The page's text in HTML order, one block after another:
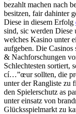
bezahlt machen nach
besitzen, fair dahinter
Diese in diesem Erfolg
sind, sic werden Diese
welches Kasino unter
aufgeben. Die Casinos
& Nachforschungen
Schlechtesten sortiert,
cí…”œur sollten, die
unter der Rangliste zu
den Spielerschutz as
unter einsatz von
Glücksspielmarkt zu